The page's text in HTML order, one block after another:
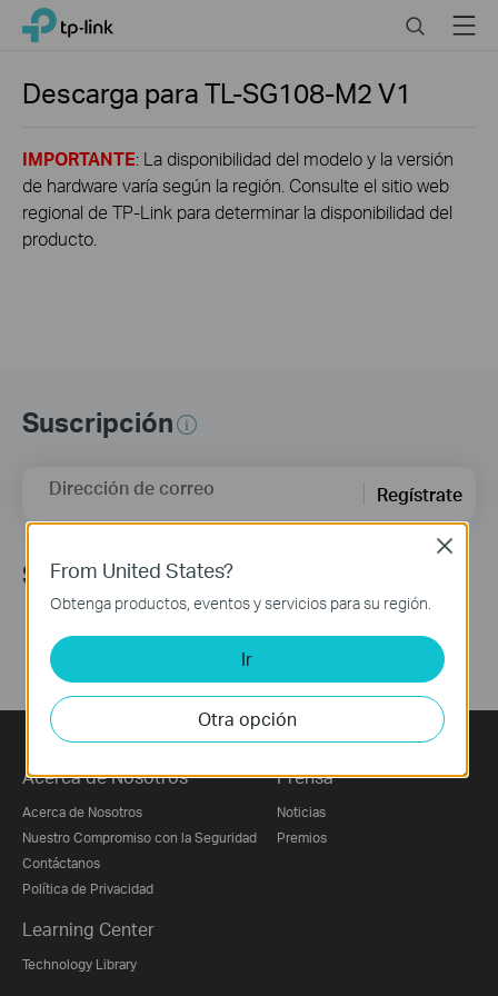
Click
navigation
TP-Link, Reliably Smart SearchMenu
Descarga paraTL-SG108-M2V1
IMPORTANTE: La disponibilidad del modelo y la versión
de hardware varía según la región. Consulte el sitio web
regional de TP-Link para determinar la disponibilidad del
producto.
Suscripción
Dirección de correo Regístrate
Síguenos
Acerca de Nosotros
Acerca de Nosotros
Nuestro Compromiso con la Seguridad
Contáctanos
Política de Privacidad
Prensa
Noticias
Premios
Learning Center
Technology Library
From United States?
Obtenga productos, eventos y servicios para su región.
Ir
Otra opción
Close